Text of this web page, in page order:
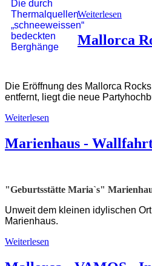
Weiterlesen
Mallorca
Die Eröffnung des Mallorca
entfernt, liegt die neue
Weiterlesen
Marienhaus -
"Geburtsstätte Maria`s"
Unweit dem kleinen idylischen
Marienhaus.
Weiterlesen